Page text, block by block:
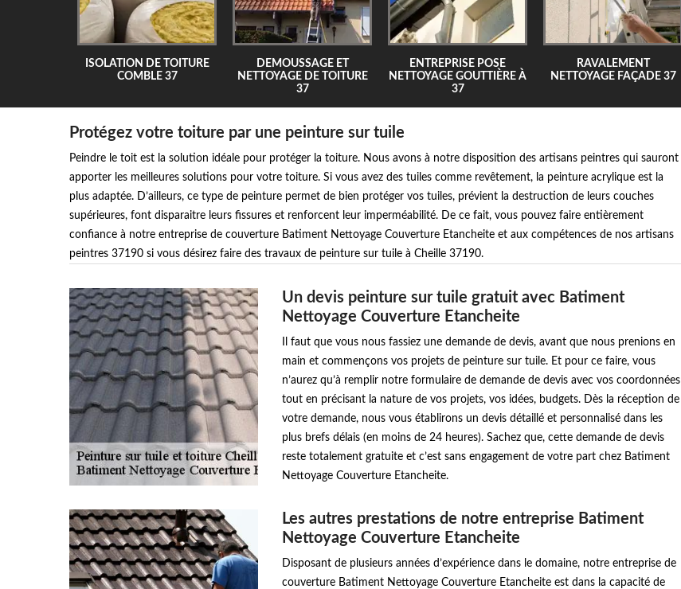
ISOLATION DE TOITURE
COMBLE 37
DEMOUSSAGE ET
NETTOYAGE DE TOITURE
37
ENTREPRISE POSE
NETTOYAGE GOUTTIÈRE À
37
RAVALEMENT
NETTOYAGE FAÇADE 37
Protégez votre toiture par une peinture sur tuile
Peindre le toit est la solution idéale pour protéger la toiture. Nous avons à notre disposition des artisans peintres qui sauront
apporter les meilleures solutions pour votre toiture. Si vous avez des tuiles comme revêtement, la peinture acrylique est la
plus adaptée. D’ailleurs, ce type de peinture permet de bien protéger vos tuiles, prévient la destruction de leurs couches
supérieures, font disparaitre leurs fissures et renforcent leur imperméabilité. De ce fait, vous pouvez faire entièrement
confiance à notre entreprise de couverture Batiment Nettoyage Couverture Etancheite et aux compétences de nos artisans
peintres 37190 si vous désirez faire des travaux de peinture sur tuile à Cheille 37190.
Un devis peinture sur tuile gratuit avec Batiment
Nettoyage Couverture Etancheite
Il faut que vous nous fassiez une demande de devis, avant que nous prenions en
main et commençons vos projets de peinture sur tuile. Et pour ce faire, vous
n’aurez qu’à remplir notre formulaire de demande de devis avec vos coordonnées
tout en précisant la nature de vos projets, vos idées, budgets. Dès la réception de
votre demande, nous vous établirons un devis détaillé et personnalisé dans les
plus brefs délais (en moins de 24 heures). Sachez que, cette demande de devis
reste totalement gratuite et c’est sans engagement de votre part chez Batiment
Nettoyage Couverture Etancheite.
Les autres prestations de notre entreprise Batiment
Nettoyage Couverture Etancheite
Disposant de plusieurs années d’expérience dans le domaine, notre entreprise de
couverture Batiment Nettoyage Couverture Etancheite est dans la capacité de